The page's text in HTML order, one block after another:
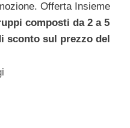
Offerta Insieme
composti da 2 a 5
sconto sul prezzo del